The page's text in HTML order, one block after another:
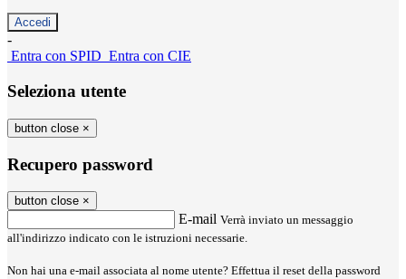
-
Entra con SPID Entra con CIE
Seleziona utente
button close ×
Recupero password
button close ×
E-mail Verrà inviato un messaggio
all'indirizzo indicato con le istruzioni necessarie.
Non hai una e-mail associata al nome utente? Effettua il reset della password